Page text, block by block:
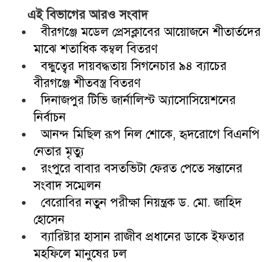
এই বিভাগের আরও সংবাদ
বীরগঞ্জে মডেল প্রেসক্লাবের আয়োজনে শীতার্তদের
মাঝে শতাধিক কম্বল বিতরণ
বন্ধুত্বের দায়বদ্ধতায় সিগনেচার ৯৪ ব্যাচের
বীরগঞ্জে শীতবস্ত্র বিতরণ
দিনাজপুর টিভি জার্নালিস্ট অ্যাসোসিয়েশনের
নির্বাচন
আনন্দ মিছিল রূপ নিল শোকে, হৃদরোগে বিএনপি
নেতার মৃত্যু
রংপুরে বাবার বসতভিটা ফেরত পেতে সন্তানের
সংবাদ সম্মেলন
বেরোবির নতুন পরীক্ষা নিয়ন্ত্রক ড. মো. জাহিদ
হোসেন
ব্যারিষ্টার হাসান রাজীব প্রধানের ডাকে ইফতার
মহফিলে মানুষের ঢল